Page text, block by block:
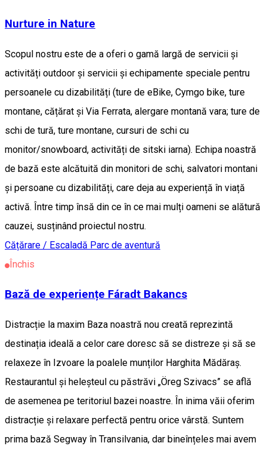
Nurture in Nature
Scopul nostru este de a oferi o gamă largă de servicii și
activități outdoor și servicii și echipamente speciale pentru
persoanele cu dizabilități (ture de eBike, Cymgo bike, ture
montane, cățărat și Via Ferrata, alergare montană vara; ture de
schi de tură, ture montane, cursuri de schi cu
monitor/snowboard, activități de sitski iarna). Echipa noastră
de bază este alcătuită din monitori de schi, salvatori montani
și persoane cu dizabilități, care deja au experiență în viață
activă. Între timp însă din ce în ce mai mulți oameni se alătură
cauzei, susținând proiectul nostru.
Cățărare / Escaladă Parc de aventură
Închis
Bază de experiențe Fáradt Bakancs
Distracție la maxim Baza noastră nou creată reprezintă
destinația ideală a celor care doresc să se distreze și să se
relaxeze în Izvoare la poalele munților Harghita Mădăraș.
Restaurantul și heleșteul cu păstrăvi „Öreg Szivacs” se află
de asemenea pe teritoriul bazei noastre. În inima văii oferim
distracție și relaxare perfectă pentru orice vârstă. Suntem
prima bază Segway în Transilvania, dar bineînțeles mai avem